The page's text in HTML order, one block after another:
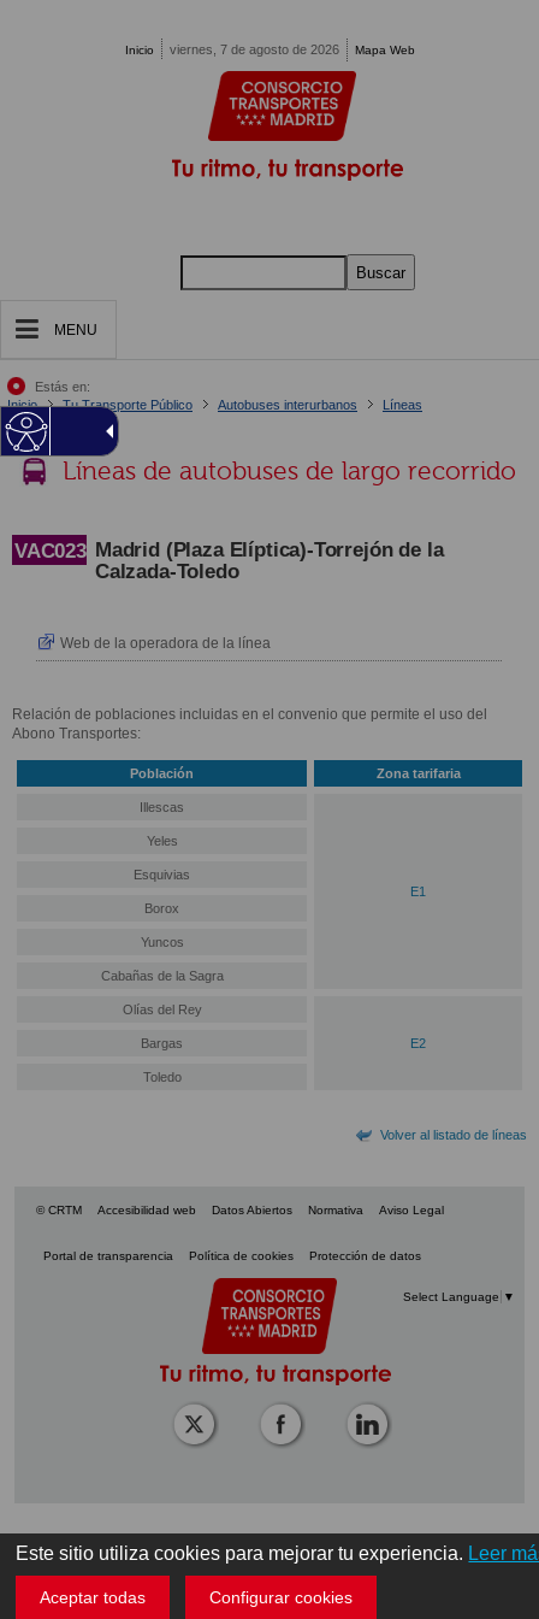
Este sitio utiliza cookies para mejorar tu experiencia. Leer
Aceptar todas Configurar cookies
Inicio viernes, 7 de agosto de 2026 Mapa Web
Buscar
MENU
Estás en:
Inicio
Tu Transporte Público Autobuses interurbanos
Líneas
Detalle Línea
Líneas de autobuses de largo recorrido
VAC023 Madrid (Plaza Elíptica)-Torrejón de la
Calzada-Toledo
Web de la operadora de la línea
Relación de poblaciones incluidas en el convenio que permite el uso del
Abono Transportes:
Población Zona tarifaria
Illescas
E1
Yeles
Esquivias
Borox
Yuncos
Cabañas de la Sagra
Olías del Rey
E2
Bargas
Toledo
Volver al listado de líneas
© CRTM Accesibilidad web Datos Abiertos Normativa Aviso Legal
Portal de transparencia Política de cookies Protección de datos
Select Language ▼